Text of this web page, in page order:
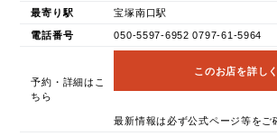
最寄り駅 宝塚南口駅
電話番号 050-5597-6952 0797-61-5964
予約・詳細はこ
ちら
このお店を詳し
最新情報は必ず公式ページ等をご